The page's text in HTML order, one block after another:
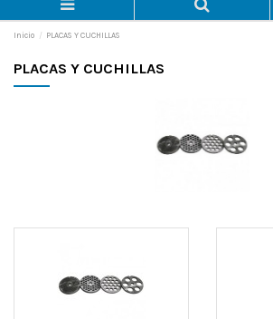
Inicio PLACAS Y CUCHILLAS
PLACAS Y CUCHILLAS